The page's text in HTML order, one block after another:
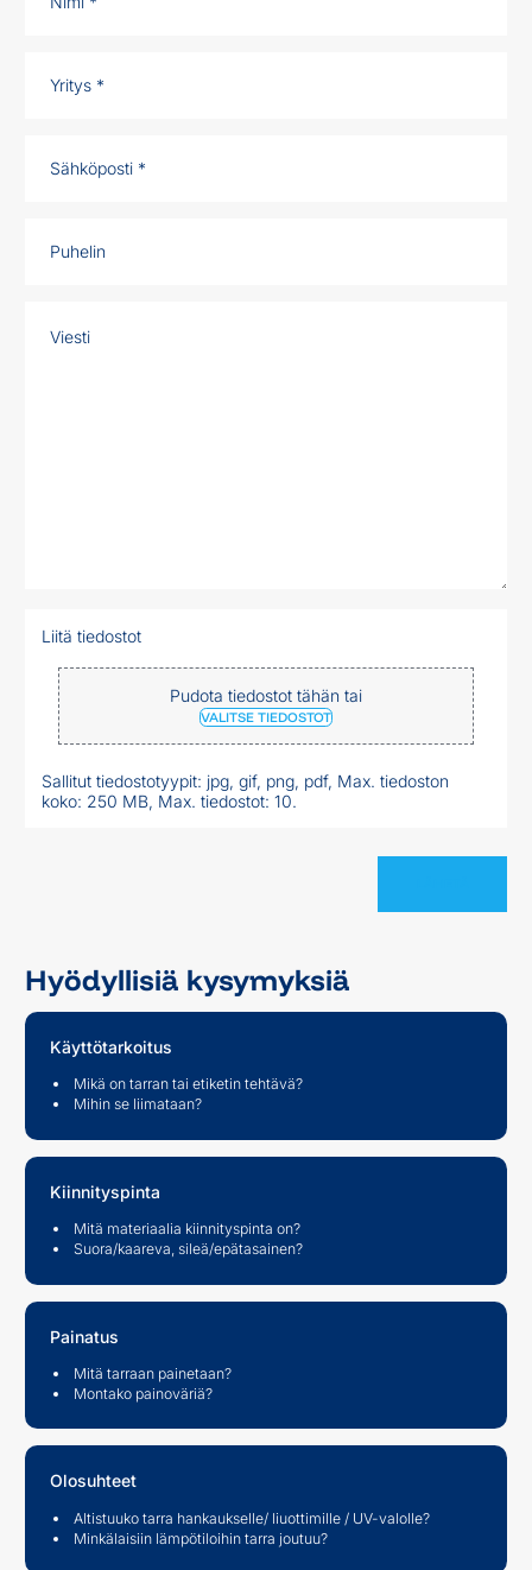
Liitä tiedostot
Pudota tiedostot tähän tai
VALITSE TIEDOSTOT
Sallitut tiedostotyypit: jpg, gif, png, pdf, Max. tiedoston
koko: 250 MB, Max. tiedostot: 10.
Hyödyllisiä kysymyksiä
Käyttötarkoitus
Mikä on tarran tai etiketin tehtävä?
Mihin se liimataan?
Kiinnityspinta
Mitä materiaalia kiinnityspinta on?
Suora/kaareva, sileä/epätasainen?
Painatus
Mitä tarraan painetaan?
Montako painoväriä?
Olosuhteet
Altistuuko tarra hankaukselle/ liuottimille / UV-valolle?
Minkälaisiin lämpötiloihin tarra joutuu?